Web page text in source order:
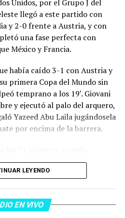
Unidos, por el Grupo J del
llegó a este partido con
y 2-0 frente a Austria, y con
una fase perfecta con
México y Francia.
había caído 3-1 con Austria y
primera Copa del Mundo sin
temprano a los 19′. Giovani
y ejecutó al palo del arquero,
Yazeed Abu Laila jugándosela
por encima de la barrera.
de penal el 2-0. El Toro
del Mundo, tras no
Senesi, que intentó ir a
de un tiro en el travesaño del
LEYENDO
EN VIVO